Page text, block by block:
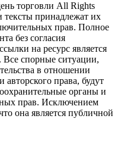
торговли All Rights
тексты принадлежат их
прав. Полное
без согласия
на ресурс является
Все спорные ситуации,
в отношении
авторского права, будут
органы и
прав. Исключением
она является публичной